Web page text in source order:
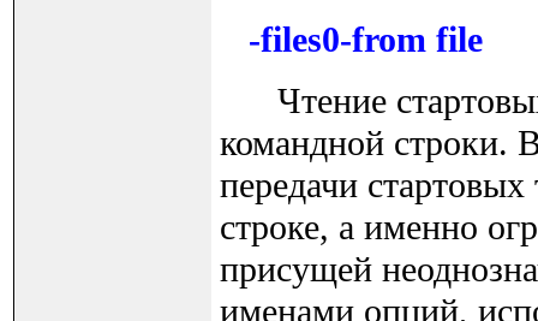
-files0-from file
Чтение
командной строки.
передачи
строке, а именно
присущей
именами опций,